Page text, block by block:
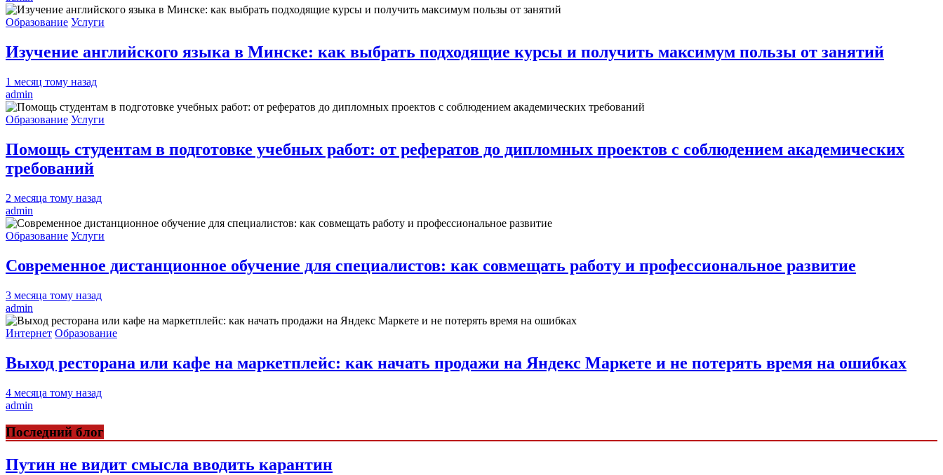
Образование Услуги
Изучение английского языка в Минске: как выбрать подходящие курсы и получить максимум пользы от занятий
1 месяц тому назад
admin
Образование Услуги
Помощь студентам в подготовке учебных работ: от рефератов до дипломных проектов с соблюдением академических
требований
2 месяца тому назад
admin
Образование Услуги
Современное дистанционное обучение для специалистов: как совмещать работу и профессиональное развитие
3 месяца тому назад
admin
Интернет Образование
Выход ресторана или кафе на маркетплейс: как начать продажи на Яндекс Маркете и не потерять время на ошибках
4 месяца тому назад
admin
Последний блог
Путин не видит смысла вводить карантин